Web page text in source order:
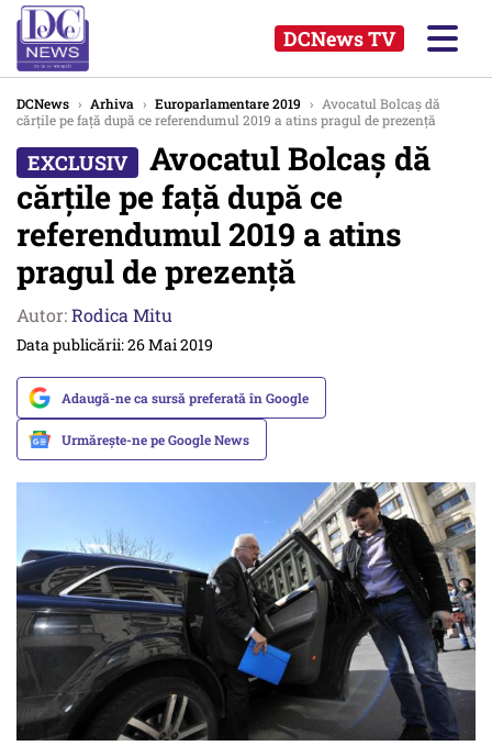
DCNews TV
DCNews › Arhiva › Europarlamentare 2019 › Avocatul Bolcaș dă
cărțile pe față după ce referendumul 2019 a atins pragul de prezență
Avocatul Bolcaș dă
cărțile pe față după ce
referendumul 2019 a atins
pragul de prezență
Autor:Rodica Mitu
Data publicării: 26 Mai 2019
Adaugă-ne ca sursă preferată în Google
Urmărește-ne pe Google News